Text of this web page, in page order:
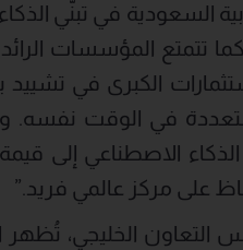
السعودية في تبنّي
تتمتع المؤسسات
الكبرى في تشييد
في الوقت نفسه.
الاصطناعي إلى
على مركز عالمي فريد.”
الخليجي، تُظهر